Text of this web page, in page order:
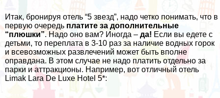
Итак, бронируя отель “5 звезд”, надо четко понимать, что в
первую очередь платите за дополнительные
“плюшки”. Надо оно вам? Иногда – да! Если вы едете с
детьми, то переплата в 3-10 раз за наличие водных горок
и всевозможных развлечений может быть вполне
оправдана. В этом случае не надо платить отдельно за
парки и аттракционы. Например, вот отличный отель
Limak Lara De Luxe Hotel 5*: